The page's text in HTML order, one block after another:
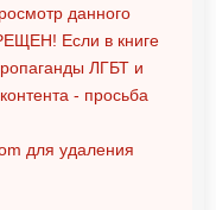
данного
Если в книге
ЛГБТ и
- просьба
для удаления